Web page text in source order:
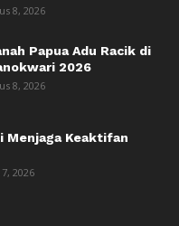
8, 2026
Papua Adu Racik di
2026
8, 2026
Menjaga Keaktifan
2026